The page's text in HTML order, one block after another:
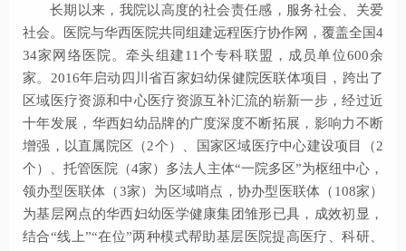
长期以来，我院以高度的社会责任感，服务社会、关爱
社会。医院与华西医院共同组建远程医疗协作网，覆盖全国4
34家网络医院。牵头组建11个专科联盟，成员单位600余
家。2016年启动四川省百家妇幼保健院医联体项目，跨出了
区域医疗资源和中心医疗资源互补汇流的崭新一步，经过近
十年发展，华西妇幼品牌的广度深度不断拓展，影响力不断
增强，以直属院区（2个）、国家区域医疗中心建设项目（2
个）、托管医院（4家）多法人主体“一院多区”为枢纽中心，
领办型医联体（3家）为区域哨点，协办型医联体（108家）
为基层网点的华西妇幼医学健康集团雏形已具，成效初显，
结合“线上”“在位”两种模式帮助基层医院提高医疗、科研、